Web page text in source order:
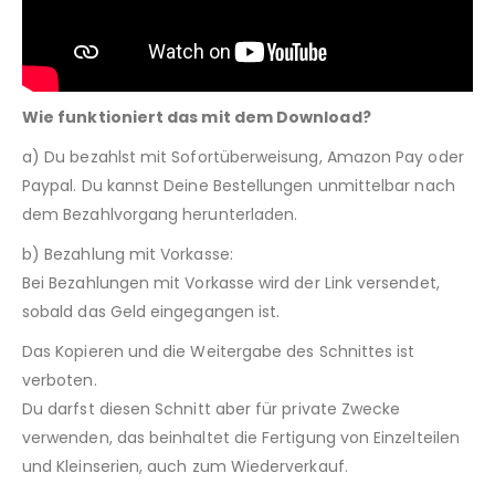
Wie funktioniert das mit dem Download?
a) Du bezahlst mit Sofortüberweisung, Amazon Pay oder
Paypal. Du kannst Deine Bestellungen unmittelbar nach
dem Bezahlvorgang herunterladen.
b) Bezahlung mit Vorkasse:
Bei Bezahlungen mit Vorkasse wird der Link versendet,
sobald das Geld eingegangen ist.
Das Kopieren und die Weitergabe des Schnittes ist
verboten.
Du darfst diesen Schnitt aber für private Zwecke
verwenden, das beinhaltet die Fertigung von Einzelteilen
und Kleinserien, auch zum Wiederverkauf.